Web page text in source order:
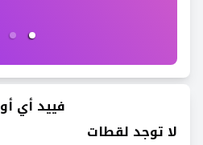
فييد أي أو
لا توجد لقطات